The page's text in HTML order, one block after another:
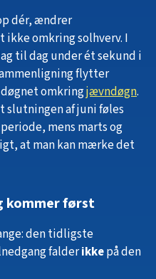
dér, ændrer
omkring solhverv. I
til dag under ét sekund i
flytter
omkringjævndøgn.
slutningen af juni føles
mens marts og
at man kan mærke det
kommer først
den tidligste
falderikkepå den